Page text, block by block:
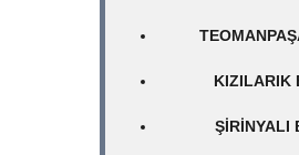
KIZILARIK
ŞIRINYALI